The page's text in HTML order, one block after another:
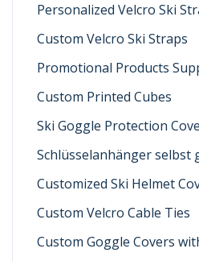
Personalized Velcro Ski
Custom Velcro Ski Straps
Promotional Products
Custom Printed Cubes
Ski Goggle Protection
Schlüsselanhänger selbst
Customized Ski Helmet
Custom Velcro Cable Ties
Custom Goggle Covers